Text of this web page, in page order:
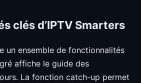
clés d’IPTV Smarters
un ensemble de fonctionnalités
affiche le guide des
La fonction catch-up permet